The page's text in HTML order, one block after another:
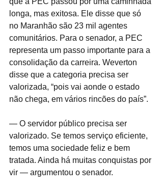
longa, mas exitosa. Ele disse que só
no Maranhão são 23 mil agentes
comunitários. Para o senador, a PEC
representa um passo importante para a
consolidação da carreira. Weverton
disse que a categoria precisa ser
valorizada, “pois vai aonde o estado
não chega, em vários rincões do país”.
— O servidor público precisa ser
valorizado. Se temos serviço eficiente,
temos uma sociedade feliz e bem
tratada. Ainda há muitas conquistas por
vir — argumentou o senador.